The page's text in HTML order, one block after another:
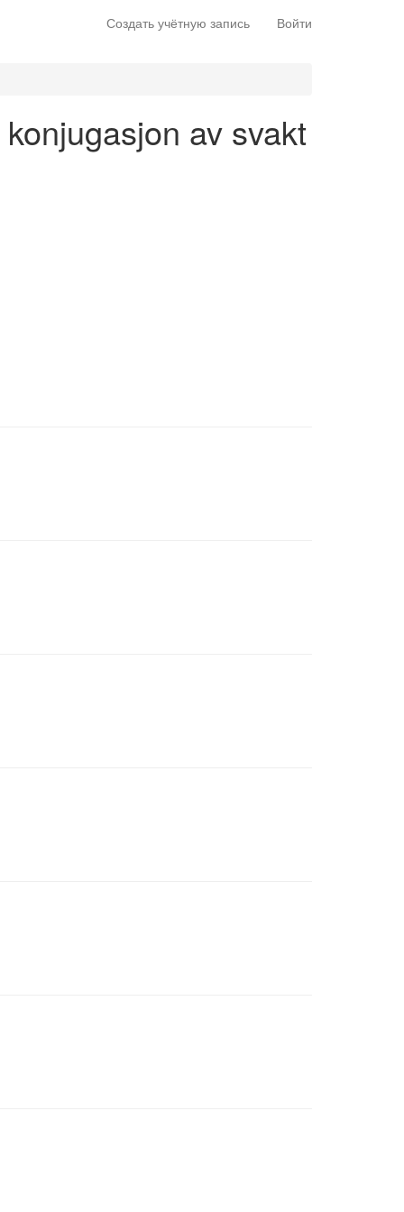
Создать учётную запись Войти
av svakt